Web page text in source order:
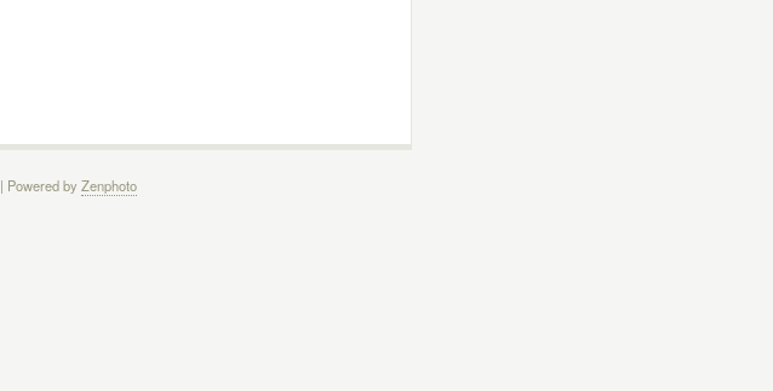
| Powered by Zenphoto